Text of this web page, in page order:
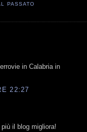
PASSATO
in Calabria in
22:27
il blog migliora!